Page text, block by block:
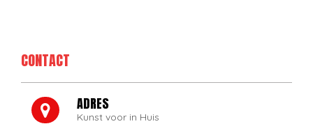
CONTACT
ADRES
Kunst voor in Huis